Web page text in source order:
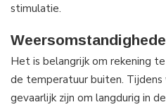
stimulatie.
Het is belangrijk om rekening
de temperatuur buiten.
gevaarlijk zijn om langdurig in